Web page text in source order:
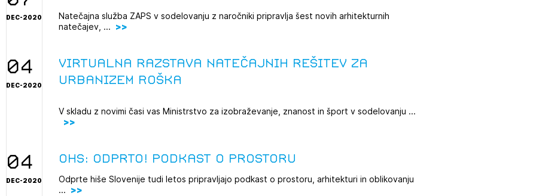
DEC-2020
Natečajna služba ZAPS v sodelovanju z naročniki pripravlja šest novih arhitekturnih
natečajev, ...
04
DEC-2020
virtualna razstava natečajnih rešitev za
Urbanizem Roška
V skladu z novimi časi vas Ministrstvo za izobraževanje, znanost in šport v sodelovanju ...
04
DEC-2020
OHS: Odprto! podkast o prostoru
Odprte hiše Slovenije tudi letos pripravljajo podkast o prostoru, arhitekturi in oblikovanju
...